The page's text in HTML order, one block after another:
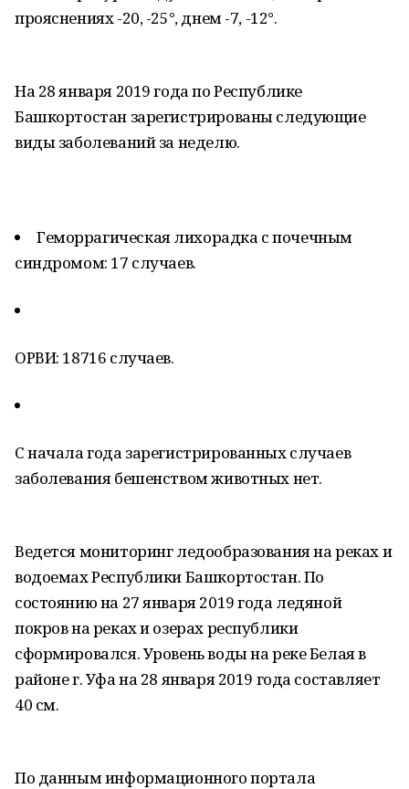
прояснениях -20, -25°, днем -7, -12°.
На 28 января 2019 года по Республике
Башкортостан зарегистрированы следующие
виды заболеваний за неделю.
Геморрагическая лихорадка с почечным
синдромом: 17 случаев.
ОРВИ: 18716 случаев.
С начала года зарегистрированных случаев
заболевания бешенством животных нет.
Ведется мониторинг ледообразования на реках и
водоемах Республики Башкортостан. По
состоянию на 27 января 2019 года ледяной
покров на реках и озерах республики
сформировался. Уровень воды на реке Белая в
районе г. Уфа на 28 января 2019 года составляет
40 см.
По данным информационного портала